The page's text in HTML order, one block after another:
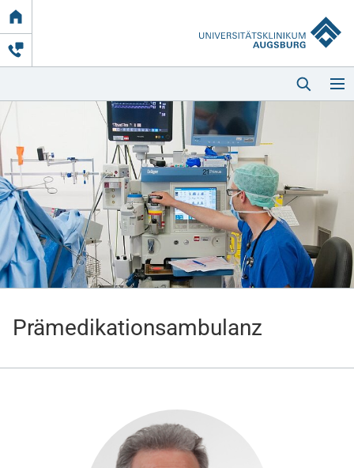
Link
zur
Startseite
Startseite
Kliniken & Einrichtungen
Prämedikations­ambulanz